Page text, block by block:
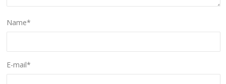
Name*
E-mail*